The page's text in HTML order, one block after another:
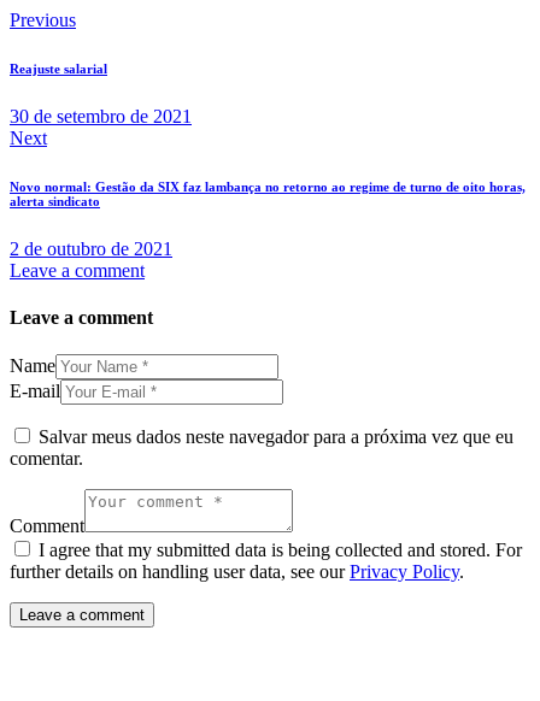
Previous
Reajuste salarial
30 de setembro de 2021
Next
Novo normal: Gestão da SIX faz lambança no retorno ao regime de turno de oito horas,
alerta sindicato
2 de outubro de 2021
Leave a comment
Leave a comment
Name
E-mail
Salvar meus dados neste navegador para a próxima vez que eu
comentar.
Comment
I agree that my submitted data is being collected and stored. For
further details on handling user data, see ourPrivacy Policy.